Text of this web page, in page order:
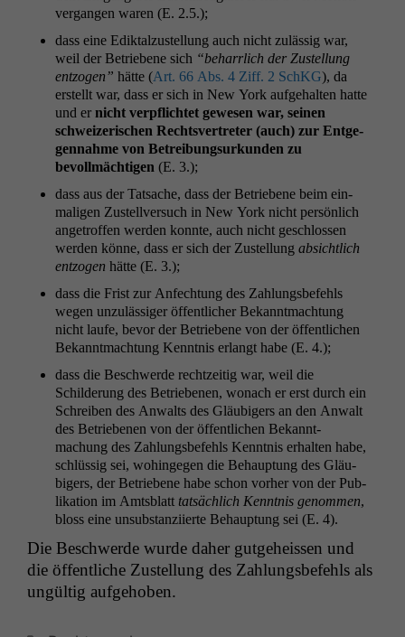
ver­gan­gen waren (E. 2.5.);
dass eine Edik­talzustel­lung auch nicht zuläs­sig war,
weil der Betriebene sich “behar­rlich der Zustel­lung
ent­zo­gen” hätte (Art. 66 Abs. 4 Ziff. 2 SchKG), da
erstellt war, dass er sich in New York aufge­hal­ten hat­te
und er nicht verpflichtet gewe­sen war, seinen
schweiz­erischen Rechtsvertreter (auch) zur Ent­ge­
gen­nahme von Betrei­bung­surkun­den zu
bevollmächti­gen (E. 3.);
dass aus der Tat­sache, dass der Betriebene beim ein­
ma­li­gen Zustel­lver­such in New York nicht per­sön­lich
angetrof­fen wer­den kon­nte, auch nicht geschlossen
wer­den könne, dass er sich der Zustel­lung absichtlich
ent­zo­gen hätte (E. 3.);
dass die Frist zur Anfech­tung des Zahlungs­be­fehls
wegen unzuläs­siger öffentlich­er Bekan­nt­mach­tung
nicht laufe, bevor der Betriebene von der öffentlichen
Bekan­nt­mach­tung Ken­nt­nis erlangt habe (E. 4.);
dass die Beschw­erde rechtzeit­ig war, weil die
Schilderung des Betriebe­nen, wonach er erst durch ein
Schreiben des Anwalts des Gläu­bigers an den Anwalt
des Betriebe­nen von der öffentlichen Bekan­nt­
machung des Zahlungs­be­fehls Ken­nt­nis erhal­ten habe,
schlüs­sig sei, wohinge­gen die Behaup­tung des Gläu­
bigers, der Betriebene habe schon vorher von der Pub­
lika­tion im Amts­blatt tat­säch­lich Ken­nt­nis genom­men,
bloss eine unsub­stanzi­ierte Behaup­tung sei (E. 4).
Die Beschw­erde wurde daher gut­ge­heis­sen und
die öffentliche Zustel­lung des Zahlungs­be­fehls als
ungültig aufgehoben.